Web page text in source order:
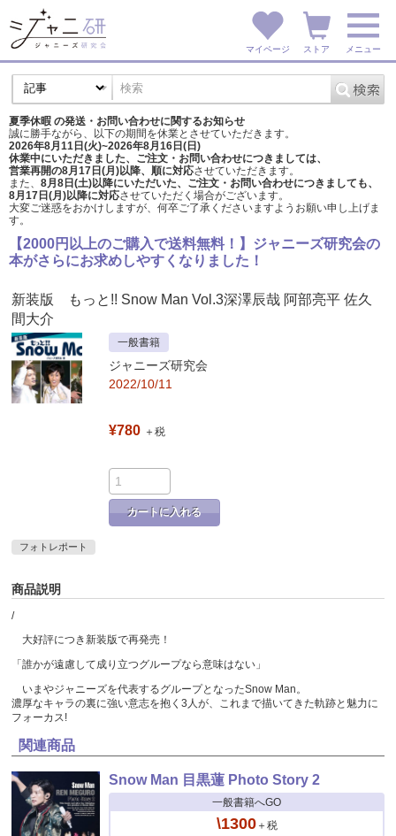
マイページ ストア メニュー
夏季休暇 の発送・お問い合わせに関するお知らせ
誠に勝手ながら、以下の期間を休業とさせていただきます。
2026年8月11日(火)~2026年8月16日(日)
休業中にいただきました、ご注文・お問い合わせにつきましては、
営業再開の8月17日(月)以降、順に対応させていただきます。
また、 8月8日(土)以降にいただいた、ご注文・ お問い合わせにつきましても、
8月17日(月)以降に対応させていただく場合がございます。
大変ご迷惑をおかけしますが、 何卒ご了承くださいますようお願い申し上げま
す。
【2000円以上のご購入で送料無料！】ジャニーズ研究会の
本がさらにお求めしやすくなりました！
新装版 もっと!! Snow Man Vol.3深澤辰哉 阿部亮平 佐久
間大介
一般書籍
ジャニーズ研究会
2022/10/11
¥780 ＋税
カートに入れる
フォトレポート
商品説明
/
大好評につき新装版で再発売！
「誰かが遠慮して成り立つグループなら意味はない」
いまやジャニーズを代表するグループとなったSnow Man。
濃厚なキャラの裏に強い意志を抱く3人が、これまで描いてきた軌跡と魅力に
フォーカス!
関連商品
Snow Man 目黒蓮 Photo Story 2
一般書籍へGO
\1300＋税